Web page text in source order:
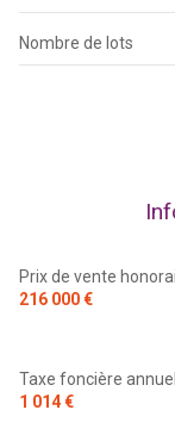
Nombre de lots
Prix de vente
216 000 €
Taxe foncière
1 014 €